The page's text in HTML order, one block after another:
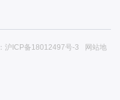
沪ICP备18012497号-3
网站地